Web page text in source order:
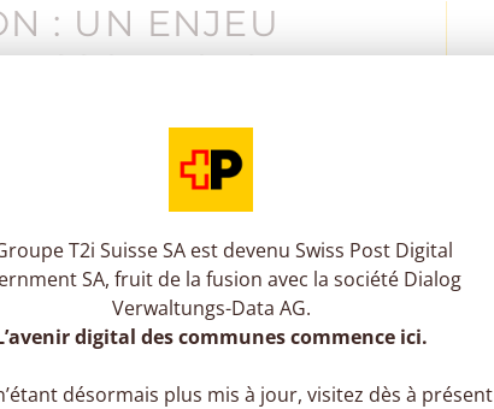
T2i Suisse SA est devenu Swiss Post Digital
SA, fruit de la fusion avec la société Dialog
Verwaltungs-Data AG.
digital des communes commence ici.
désormais plus mis à jour, visitez dès à présent
: UN ENJEU
digitalisation des services des